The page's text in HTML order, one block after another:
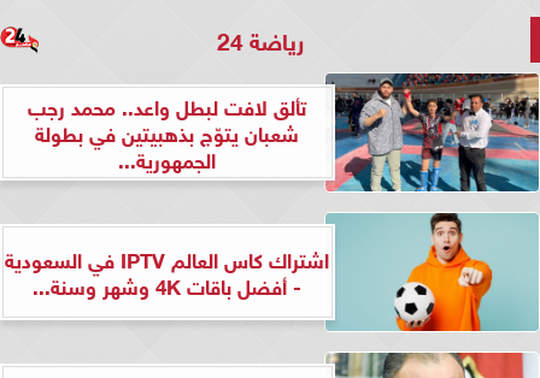
رياضة 24
تألق لافت لبطل واعد.. محمد رجب
شعبان يتوّج بذهبيتين في بطولة
الجمهورية...
اشتراك كاس العالم IPTV في السعودية
- أفضل باقات 4K وشهر وسنة...